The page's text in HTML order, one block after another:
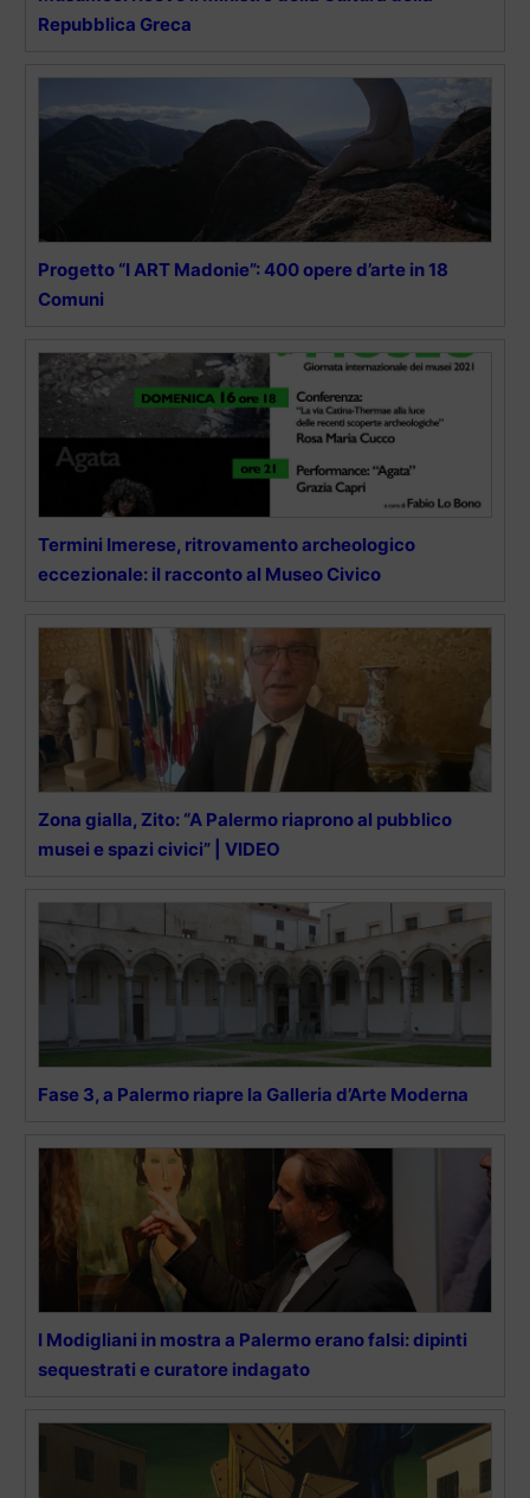
Repubblica Greca
Progetto “I ART Madonie”: 400 opere d’arte in 18
Comuni
Termini Imerese, ritrovamento archeologico
eccezionale: il racconto al Museo Civico
Zona gialla, Zito: “A Palermo riaprono al pubblico
musei e spazi civici” | VIDEO
Fase 3, a Palermo riapre la Galleria d’Arte Moderna
I Modigliani in mostra a Palermo erano falsi: dipinti
sequestrati e curatore indagato